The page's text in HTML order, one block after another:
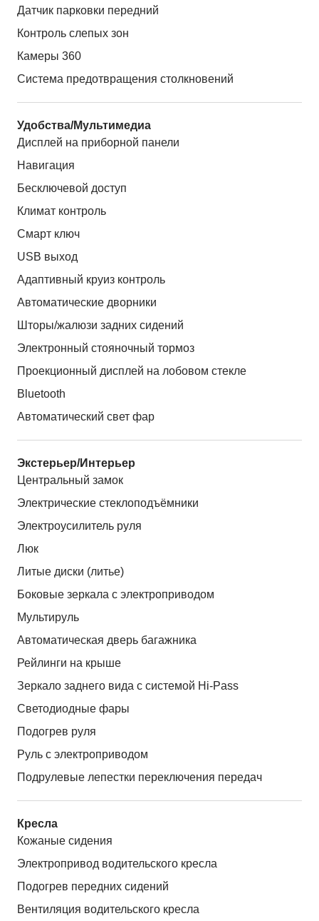
Датчик парковки передний
Контроль слепых зон
Камеры 360
Система предотвращения столкновений
Удобства/Мультимедиа
Дисплей на приборной панели
Навигация
Бесключевой доступ
Климат контроль
Смарт ключ
USB выход
Адаптивный круиз контроль
Автоматические дворники
Шторы/жалюзи задних сидений
Электронный стояночный тормоз
Проекционный дисплей на лобовом стекле
Bluetooth
Автоматический свет фар
Экстерьер/Интерьер
Центральный замок
Электрические стеклоподъёмники
Электроусилитель руля
Люк
Литые диски (литье)
Боковые зеркала с электроприводом
Мультируль
Автоматическая дверь багажника
Рейлинги на крыше
Зеркало заднего вида с системой Hi-Pass
Светодиодные фары
Подогрев руля
Руль с электроприводом
Подрулевые лепестки переключения передач
Кресла
Кожаные сидения
Электропривод водительского кресла
Подогрев передних сидений
Вентиляция водительского кресла